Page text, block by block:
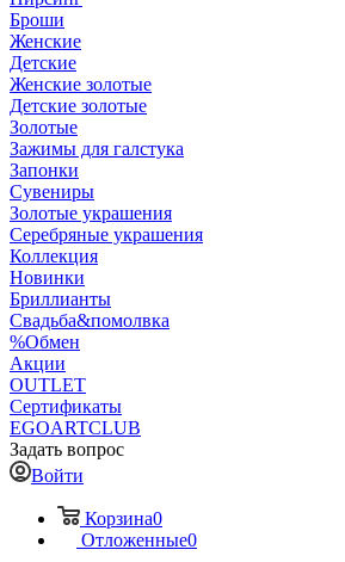
Броши
Женские
Детские
Женские золотые
Детские золотые
Золотые
Зажимы для галстука
Запонки
Сувениры
Золотые украшения
Серебряные украшения
Коллекция
Новинки
Бриллианты
Свадьба&помолвка
%Обмен
Акции
OUTLET
Сертификаты
EGOARTCLUB
Задать вопрос
Войти
Корзина0
Отложенные0